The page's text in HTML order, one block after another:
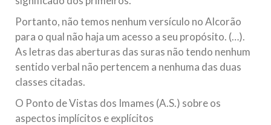
Portanto, não temos nenhum versículo no Alcorão
para o qual não haja um acesso a seu propósito. (…).
As letras das aberturas das suras não tendo nenhum
sentido verbal não pertencem a nenhuma das duas
classes citadas.
O Ponto de Vistas dos Imames (A.S.) sobre os
aspectos implícitos e explícitos